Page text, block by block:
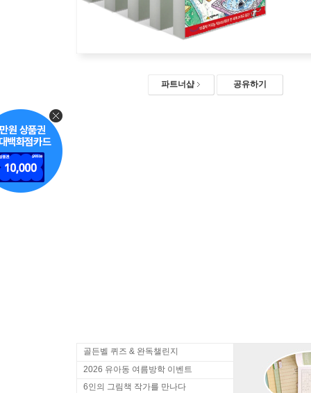
파트너샵 공유하기
골든벨 퀴즈 & 완독챌린지
2026 유아동 여름방학 이벤트
6인의 그림책 작가를 만나다